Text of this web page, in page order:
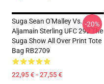
Suga Sean O'Malley Vs.
Aljamain Sterling UFC 292 The
Suga Show All Over Print Tote
Bag RB2709
22,95 € - 27,55 €
-20%